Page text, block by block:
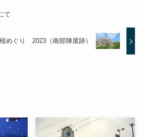
て
桜めぐり 2023（南部陣屋跡）